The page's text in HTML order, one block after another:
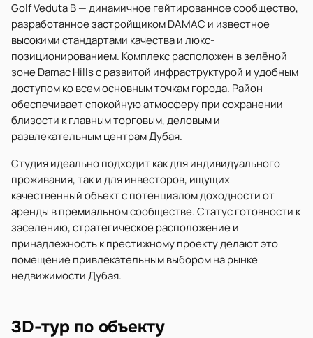
Golf Veduta B — динамичное гейтированное сообщество,
разработанное застройщиком DAMAC и известное
высокими стандартами качества и люкс-
позиционированием. Комплекс расположен в зелёной
зоне Damac Hills с развитой инфраструктурой и удобным
доступом ко всем основным точкам города. Район
обеспечивает спокойную атмосферу при сохранении
близости к главным торговым, деловым и
развлекательным центрам Дубая.
Студия идеально подходит как для индивидуального
проживания, так и для инвесторов, ищущих
качественный объект с потенциалом доходности от
аренды в премиальном сообществе. Статус готовности к
заселению, стратегическое расположение и
принадлежность к престижному проекту делают это
помещение привлекательным выбором на рынке
недвижимости Дубая.
3D-тур по объекту